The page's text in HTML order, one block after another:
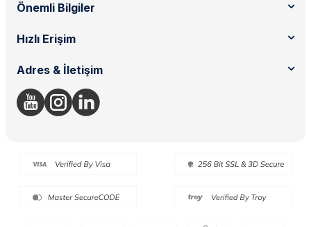
Önemli Bilgiler
Hızlı Erişim
Adres & İletişim